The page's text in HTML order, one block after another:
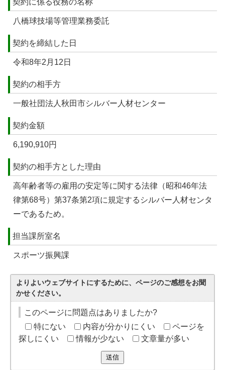
契約に係る役務の名称
八橋球技場等管理業務委託
契約を締結した日
令和8年2月12日
契約の相手方
一般社団法人秋田市シルバー人材センター
契約金額
6,190,910円
契約の相手方とした理由
高年齢者等の雇用の安定等に関する法律（昭和46年法
律第68号）第37条第2項に規定するシルバー人材センタ
ーであるため。
担当課所室名
スポーツ振興課
よりよいウェブサイトにするために、ページのご感想をお聞
かせください。
このページに問題点はありましたか?
特にない
内容が分かりにくい
ページを
探しにくい
情報が少ない 文章量が多い
送信